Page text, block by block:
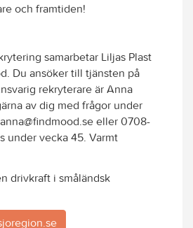
och framtiden!
samarbetar Liljas Plast
Du ansöker till tjänsten på
rekryterare är Anna
av dig med frågor under
eller 0708-
under vecka 45. Varmt
drivkraft i småländsk